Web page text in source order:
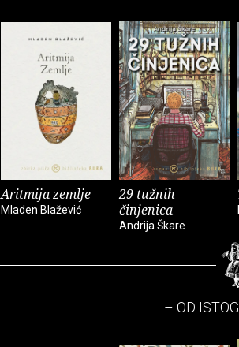
Aritmija zemlje
Mladen Blažević
29 tužnih
činjenica
Andrija Škare
– OD